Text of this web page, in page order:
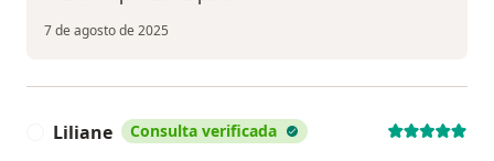
7 de agosto de 2025
Liliane Consulta verificada